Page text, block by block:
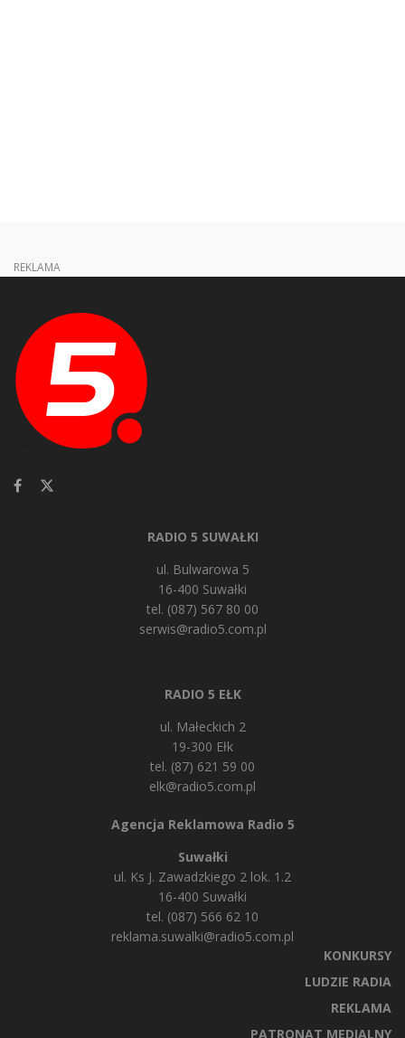
REKLAMA
RADIO 5 SUWAŁKI
ul. Bulwarowa 5
16-400 Suwałki
tel. (087) 567 80 00
serwis@radio5.com.pl
RADIO 5 EŁK
ul. Małeckich 2
19-300 Ełk
tel. (87) 621 59 00
elk@radio5.com.pl
Agencja Reklamowa Radio 5
Suwałki
ul. Ks J. Zawadzkiego 2 lok. 1.2
16-400 Suwałki
tel. (087) 566 62 10
reklama.suwalki@radio5.com.pl
KONKURSY
LUDZIE RADIA
REKLAMA
PATRONAT MEDIALNY